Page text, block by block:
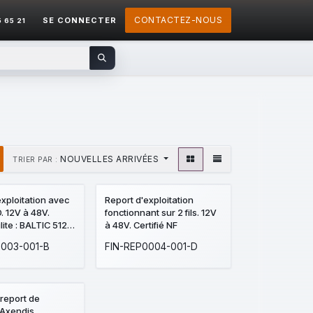
65 21 SE CONNECTER CONTACTEZ-NOUS
TRIER PAR : NOUVELLES ARRIVÉES
avec
12V à 48V.
: BALTIC 512
001-B
Report d'exploitation
fonctionnant sur 2 fils. 12V
à 48V. Certifié NF
FIN-REP0004-001-D
de